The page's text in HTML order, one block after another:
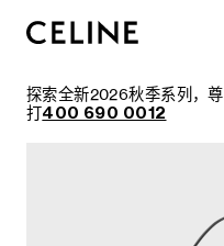
探索全新2026秋季系列，
打400 690 0012